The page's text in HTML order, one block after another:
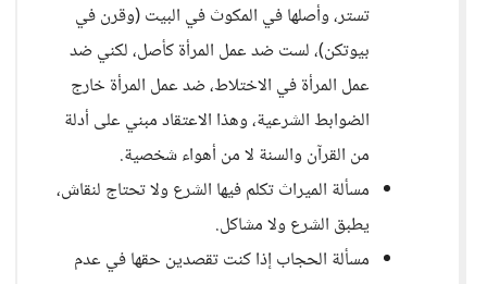
تستر، وأصلها في المكوث في البيت (وقرن في
بيوتكن)، لست ضد عمل المرأة كأصل، لكني ضد
عمل المرأة في الاختلاط، ضد عمل المرأة خارج
الضوابط الشرعية، وهذا الاعتقاد مبني على أدلة
من القرآن والسنة لا من أهواء شخصية.
مسألة الميراث تكلم فيها الشرع ولا تحتاج لنقاش،
يطبق الشرع ولا مشاكل.
مسألة الحجاب إذا كنت تقصدين حقها في عدم